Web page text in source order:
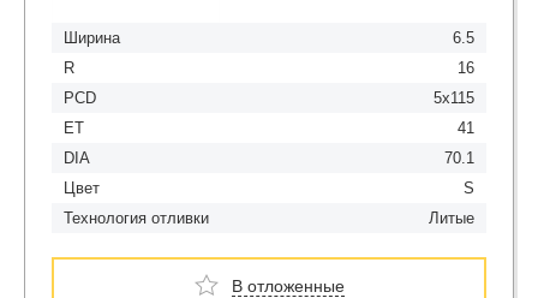
Ширина
6.5
R
16
PCD
5x115
ET
41
DIA
70.1
Цвет
S
Технология отливки
Литые
В отложенные